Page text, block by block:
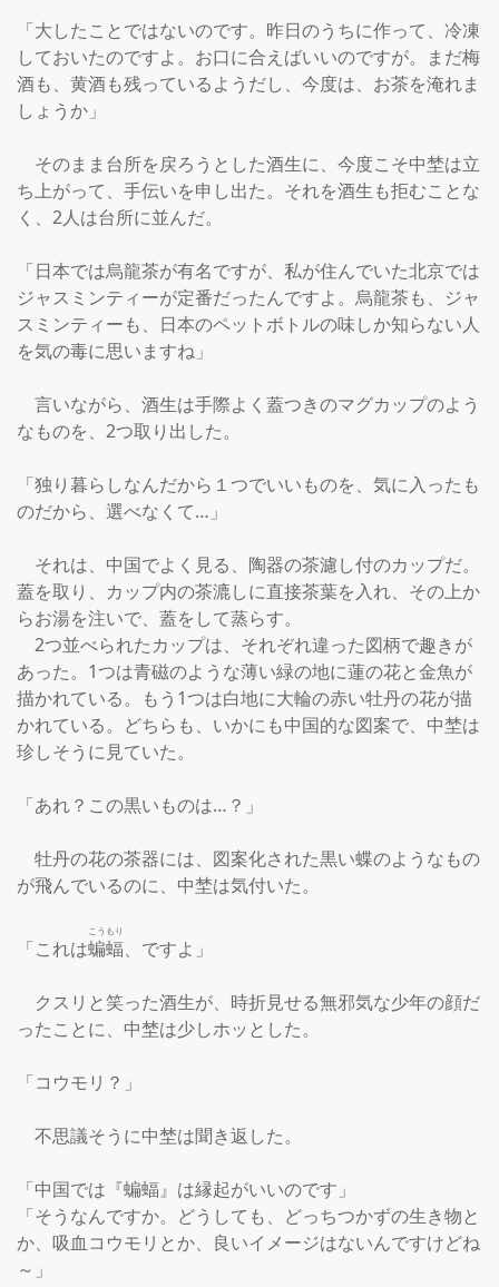
「大したことではないのです。昨日のうちに作って、冷凍
しておいたのですよ。お口に合えばいいのですが。まだ梅
酒も、黄酒も残っているようだし、今度は、お茶を淹れま
しょうか」
そのまま台所を戻ろうとした酒生に、今度こそ中埜は立
ち上がって、手伝いを申し出た。それを酒生も拒むことな
く、2人は台所に並んだ。
「日本では烏龍茶が有名ですが、私が住んでいた北京では
ジャスミンティーが定番だったんですよ。烏龍茶も、ジャ
スミンティーも、日本のペットボトルの味しか知らない人
を気の毒に思いますね」
言いながら、酒生は手際よく蓋つきのマグカップのよう
なものを、2つ取り出した。
「独り暮らしなんだから１つでいいものを、気に入ったも
のだから、選べなくて…」
それは、中国でよく見る、陶器の茶濾し付のカップだ。
蓋を取り、カップ内の茶漉しに直接茶葉を入れ、その上か
らお湯を注いで、蓋をして蒸らす。
2つ並べられたカップは、それぞれ違った図柄で趣きが
あった。1つは青磁のような薄い緑の地に蓮の花と金魚が
描かれている。もう1つは白地に大輪の赤い牡丹の花が描
かれている。どちらも、いかにも中国的な図案で、中埜は
珍しそうに見ていた。
「あれ？この黒いものは…？」
牡丹の花の茶器には、図案化された黒い蝶のようなもの
が飛んでいるのに、中埜は気付いた。
「これは蝙蝠
こうもり
、ですよ」
クスリと笑った酒生が、時折見せる無邪気な少年の顔だ
ったことに、中埜は少しホッとした。
「コウモリ？」
不思議そうに中埜は聞き返した。
「中国では『蝙蝠』は縁起がいいのです」
「そうなんですか。どうしても、どっちつかずの生き物と
か、吸血コウモリとか、良いイメージはないんですけどね
～」